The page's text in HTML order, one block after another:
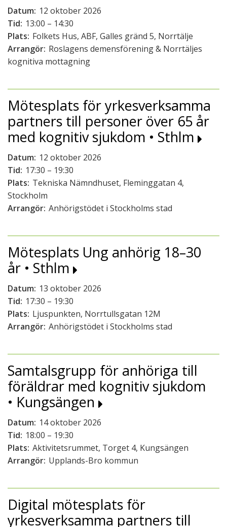
Datum: 12 oktober 2026
Tid: 13:00 – 14:30
Plats: Folkets Hus, ABF, Galles gränd 5, Norrtälje
Arrangör: Roslagens demensförening & Norrtäljes
kognitiva mottagning
Mötesplats för yrkesverksamma
partners till personer över 65 år
med kognitiv sjukdom • Sthlm
Datum: 12 oktober 2026
Tid: 17:30 – 19:30
Plats: Tekniska Nämndhuset, Fleminggatan 4,
Stockholm
Arrangör: Anhörigstödet i Stockholms stad
Mötesplats Ung anhörig 18–30
år • Sthlm
Datum: 13 oktober 2026
Tid: 17:30 – 19:30
Plats: Ljuspunkten, Norrtullsgatan 12M
Arrangör: Anhörigstödet i Stockholms stad
Samtalsgrupp för anhöriga till
föräldrar med kognitiv sjukdom
• Kungsängen
Datum: 14 oktober 2026
Tid: 18:00 – 19:30
Plats: Aktivitetsrummet, Torget 4, Kungsängen
Arrangör: Upplands-Bro kommun
Digital mötesplats för
yrkesverksamma partners till